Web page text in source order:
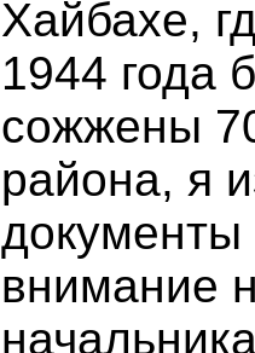
Хайбахе,
1944 года
сожжены
района, я
документы
внимание